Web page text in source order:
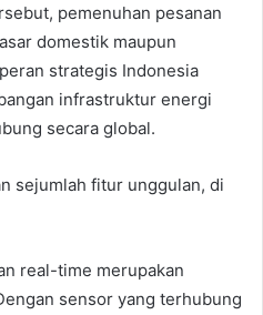
pemenuhan pesanan
domestik maupun
strategis Indonesia
infrastruktur energi
secara global.
sejumlah fitur unggulan, di
real-time merupakan
sensor yang terhubung